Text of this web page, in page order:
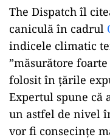
The Dispatch îl
caniculă în cadrul
indicele climatic
”măsurătore
folosit în țările
Expertul spune că
un astfel de nivel
vor fi consecințe